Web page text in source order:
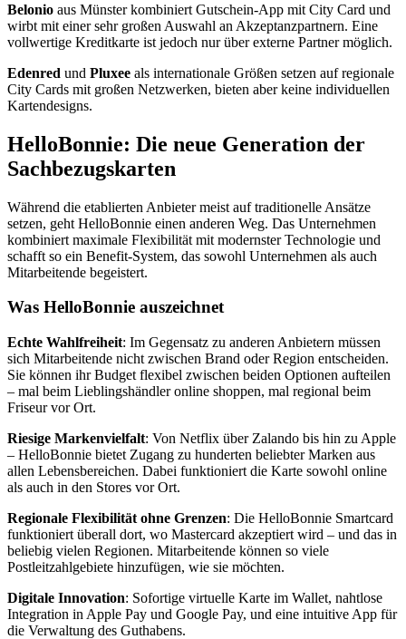
Belonio aus Münster kombiniert Gutschein-App mit City Card und
wirbt mit einer sehr großen Auswahl an Akzeptanzpartnern. Eine
vollwertige Kreditkarte ist jedoch nur über externe Partner möglich.
Edenred und Pluxee als internationale Größen setzen auf regionale
City Cards mit großen Netzwerken, bieten aber keine individuellen
Kartendesigns.
HelloBonnie: Die neue Generation der
Sachbezugskarten
Während die etablierten Anbieter meist auf traditionelle Ansätze
setzen, geht HelloBonnie einen anderen Weg. Das Unternehmen
kombiniert maximale Flexibilität mit modernster Technologie und
schafft so ein Benefit-System, das sowohl Unternehmen als auch
Mitarbeitende begeistert.
Was HelloBonnie auszeichnet
Echte Wahlfreiheit: Im Gegensatz zu anderen Anbietern müssen
sich Mitarbeitende nicht zwischen Brand oder Region entscheiden.
Sie können ihr Budget flexibel zwischen beiden Optionen aufteilen
– mal beim Lieblingshändler online shoppen, mal regional beim
Friseur vor Ort.
Riesige Markenvielfalt: Von Netflix über Zalando bis hin zu Apple
– HelloBonnie bietet Zugang zu hunderten beliebter Marken aus
allen Lebensbereichen. Dabei funktioniert die Karte sowohl online
als auch in den Stores vor Ort.
Regionale Flexibilität ohne Grenzen: Die HelloBonnie Smartcard
funktioniert überall dort, wo Mastercard akzeptiert wird – und das in
beliebig vielen Regionen. Mitarbeitende können so viele
Postleitzahlgebiete hinzufügen, wie sie möchten.
Digitale Innovation: Sofortige virtuelle Karte im Wallet, nahtlose
Integration in Apple Pay und Google Pay, und eine intuitive App für
die Verwaltung des Guthabens.